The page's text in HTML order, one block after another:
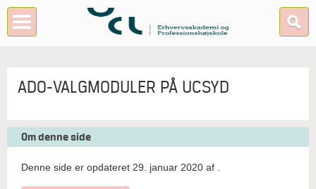
ADO-VALGMODULER PÅ UCSYD
Om denne side
Denne side er opdateret 29. januar 2020 af